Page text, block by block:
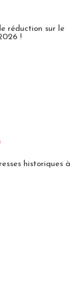
réduction sur le
!
historiques à